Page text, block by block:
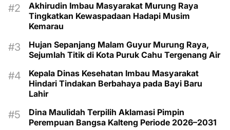
Akhirudin Imbau Masyarakat Murung Raya
Tingkatkan Kewaspadaan Hadapi Musim
Kemarau
Hujan Sepanjang Malam Guyur Murung Raya,
Sejumlah Titik di Kota Puruk Cahu Tergenang Air
Kepala Dinas Kesehatan Imbau Masyarakat
Hindari Tindakan Berbahaya pada Bayi Baru
Lahir
Dina Maulidah Terpilih Aklamasi Pimpin
Perempuan Bangsa Kalteng Periode 2026–2031